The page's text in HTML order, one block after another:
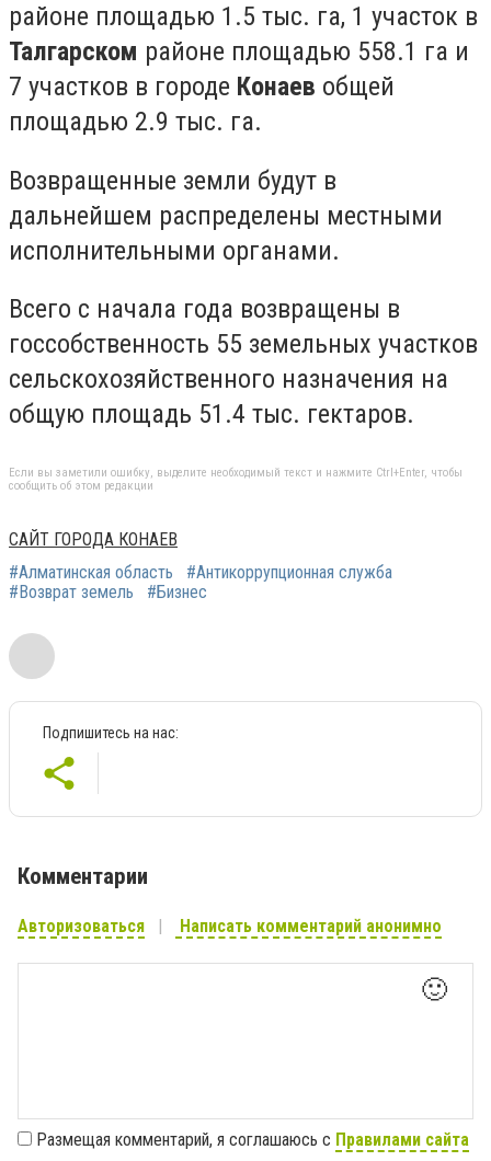
районе площадью 1.5 тыс. га, 1 участок в
Талгарском районе площадью 558.1 га и
7 участков в городе Конаев общей
площадью 2.9 тыс. га.
Возвращенные земли будут в
дальнейшем распределены местными
исполнительными органами.
Всего с начала года возвращены в
госсобственность 55 земельных участков
сельскохозяйственного назначения на
общую площадь 51.4 тыс. гектаров.
Если вы заметили ошибку, выделите необходимый текст и нажмите Ctrl+Enter, чтобы
сообщить об этом редакции
САЙТ ГОРОДА КОНАЕВ
#Алматинская область
#Антикоррупционная служба
#Возврат земель
#Бизнес
Подпишитесь на нас:
Комментарии
Авторизоваться Написать комментарий анонимно
🙂
Размещая комментарий, я соглашаюсь с Правилами сайта